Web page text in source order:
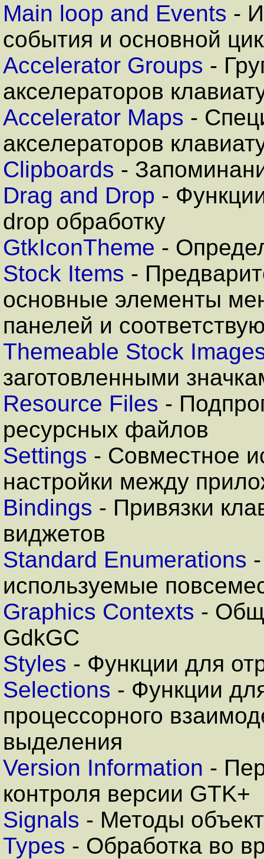
Main loop and Events -
события и основной
Accelerator Groups -
акселераторов
Accelerator Maps - С
акселераторов
Clipboards - З
Drag and Drop -
drop обработку
GtkIconTheme -
Stock Items -
основные элементы
панелей и
Themeable Stock
заготовленными
Resource Files -
ресурсных файлов
Settings - Совместное
настройки между
Bindings - Привязки
виджетов
Standard Enumerations
используемые
Graphics Contexts -
GdkGC
Styles - Функции для
Selections - Функции
процессорного
выделения
Version Information -
контроля версии GTK+
Signals - Методы
Types - Обработка во